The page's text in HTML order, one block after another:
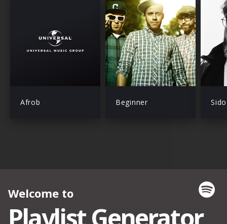
Afrob Beginner Sido